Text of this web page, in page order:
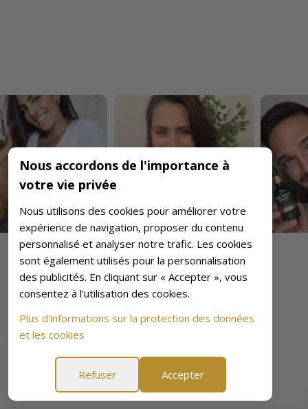
Nous accordons de l'importance à
votre vie privée
Nous utilisons des cookies pour améliorer votre
expérience de navigation, proposer du contenu
personnalisé et analyser notre trafic. Les cookies
sont également utilisés pour la personnalisation
des publicités. En cliquant sur « Accepter », vous
consentez à l’utilisation des cookies.
Plus d'informations sur la protection des données
et les cookies
Refuser Accepter